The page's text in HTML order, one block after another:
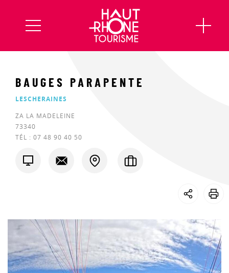
BAUGES PARAPENTE
LESCHERAINES
ZA LA MADELEINE
73340
TÉL : 07 48 90 40 50